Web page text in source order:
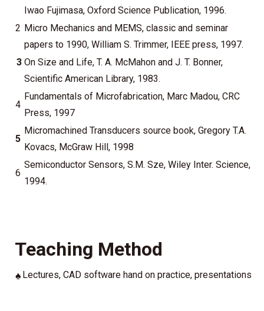
Iwao Fujimasa, Oxford Science Publication, 1996.
2 Micro Mechanics and MEMS, classic and seminar
papers to 1990, William S. Trimmer, IEEE press, 1997.
3 On Size and Life, T. A. McMahon and J. T. Bonner,
Scientific American Library, 1983.
4
Fundamentals of Microfabrication, Marc Madou, CRC
Press, 1997
5
Micromachined Transducers source book, Gregory T.A.
Kovacs, McGraw Hill, 1998
6
Semiconductor Sensors, S.M. Sze, Wiley Inter. Science,
1994.
Teaching Method
♠ Lectures, CAD software hand on practice, presentations